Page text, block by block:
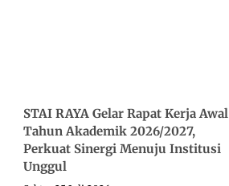
STAI RAYA Gelar Rapat Kerja Awal
Tahun Akademik 2026/2027,
Perkuat Sinergi Menuju Institusi
Unggul